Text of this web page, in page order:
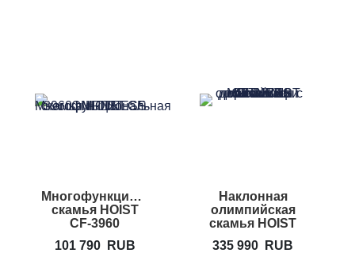
Многофункциональная
скамья HOIST
CF-3960
101 790
RUB
Наклонная
олимпийская
скамья HOIST
335 990 RUB